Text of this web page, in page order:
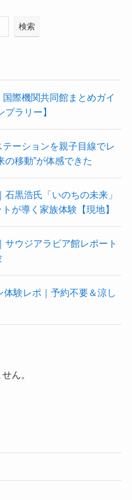
検索
際機関共同館まとめガイ
ラリー】
ーションを親子目線でレ
移動”が体感できた
黒浩氏「いのちの未来」
が導く家族体験【現地】
ウジアラビア館レポート
験レポ｜予約不要＆涼し
ん。